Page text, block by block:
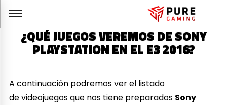
¿QUÉ JUEGOS VEREMOS DE SONY
PLAYSTATION EN EL E3 2016?
A continuación podremos ver el listado
de videojuegos que nos tiene preparados Sony